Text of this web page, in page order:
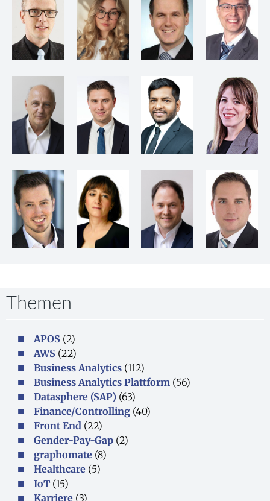
Themen
APOS (2)
AWS (22)
Business Analytics (112)
Business Analytics Plattform (56)
Datasphere (SAP) (63)
Finance/Controlling (40)
Front End (22)
Gender-Pay-Gap (2)
graphomate (8)
Healthcare (5)
IoT (15)
Karriere (3)